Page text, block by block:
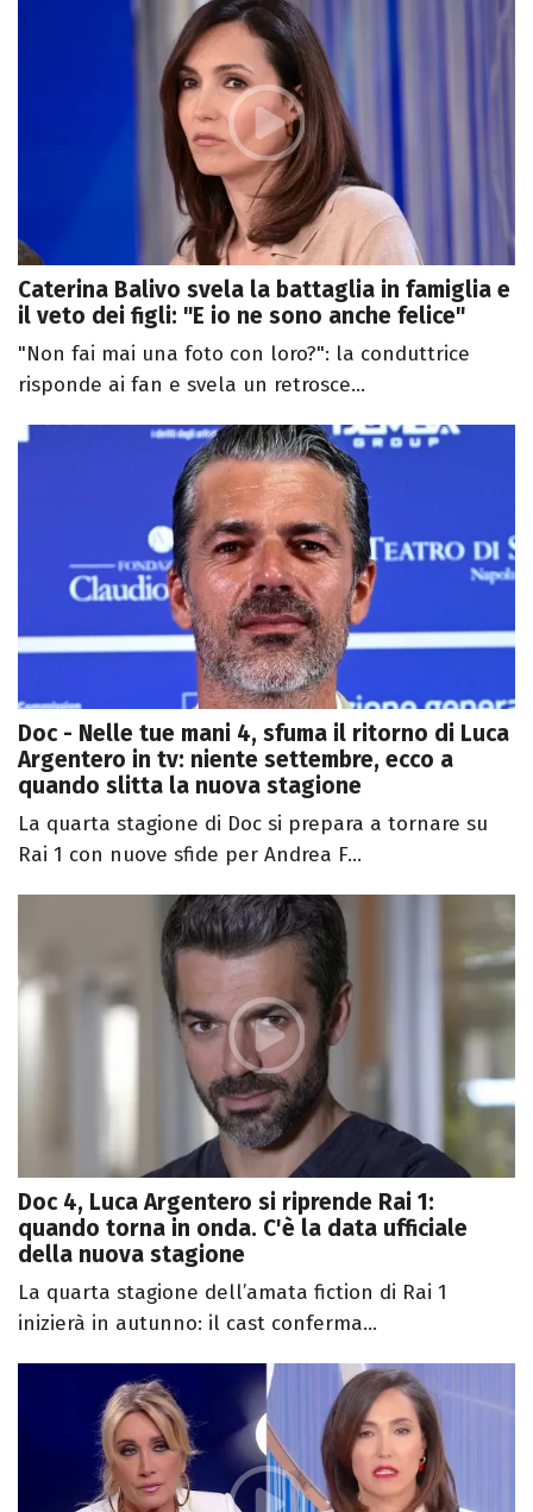
Caterina Balivo svela la battaglia in famiglia e
il veto dei figli: "E io ne sono anche felice"
"Non fai mai una foto con loro?": la conduttrice
risponde ai fan e svela un retrosce...
Doc - Nelle tue mani 4, sfuma il ritorno di Luca
Argentero in tv: niente settembre, ecco a
quando slitta la nuova stagione
La quarta stagione di Doc si prepara a tornare su
Rai 1 con nuove sfide per Andrea F...
Doc 4, Luca Argentero si riprende Rai 1:
quando torna in onda. C'è la data ufficiale
della nuova stagione
La quarta stagione dell’amata fiction di Rai 1
inizierà in autunno: il cast conferma...